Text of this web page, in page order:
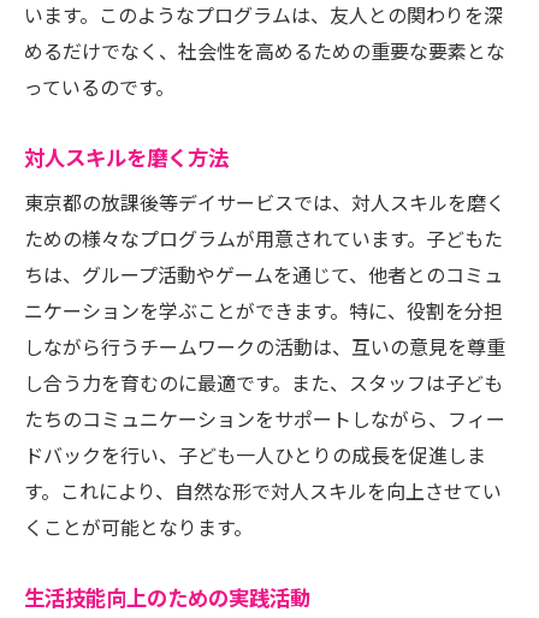
います。このようなプログラムは、友人との関わりを深
めるだけでなく、社会性を高めるための重要な要素とな
っているのです。
対人スキルを磨く方法
東京都の放課後等デイサービスでは、対人スキルを磨く
ための様々なプログラムが用意されています。子どもた
ちは、グループ活動やゲームを通じて、他者とのコミュ
ニケーションを学ぶことができます。特に、役割を分担
しながら行うチームワークの活動は、互いの意見を尊重
し合う力を育むのに最適です。また、スタッフは子ども
たちのコミュニケーションをサポートしながら、フィー
ドバックを行い、子ども一人ひとりの成長を促進しま
す。これにより、自然な形で対人スキルを向上させてい
くことが可能となります。
生活技能向上のための実践活動